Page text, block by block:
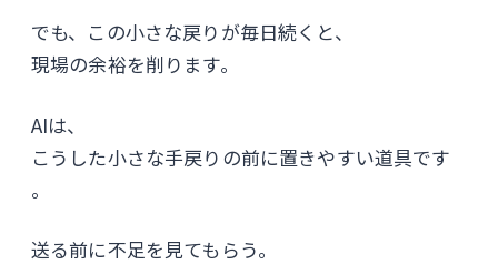
でも、この小さな戻りが毎日続くと、
現場の余裕を削ります。
AIは、
こうした小さな手戻りの前に置きやすい道具です
。
送る前に不足を見てもらう。